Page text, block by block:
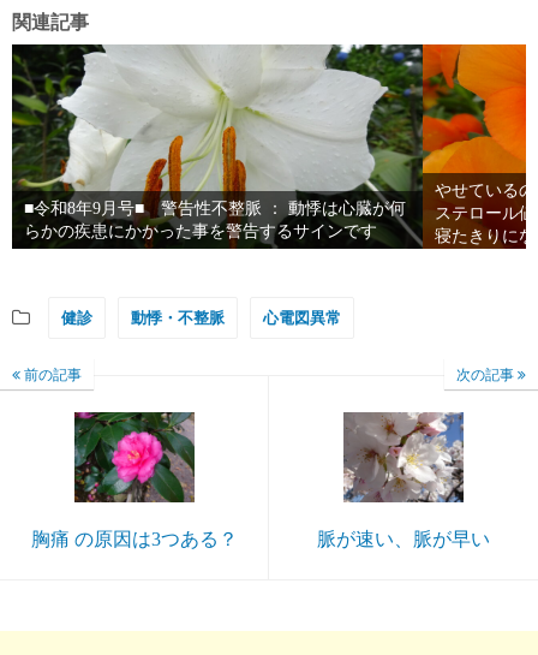
関連記事
■令和8年9月号■ 警告性不整脈 ： 動悸は心臓が何
らかの疾患にかかった事を警告するサインです
やせている
ステロール
寝たきりに
健診 動悸・不整脈 心電図異常
前の記事
胸痛 の原因は3つある？
次の記事
脈が速い、脈が早い